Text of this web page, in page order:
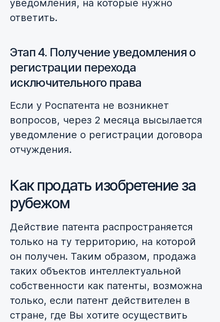
уведомления, на которые нужно
ответить.
Этап 4. Получение уведомления о
регистрации перехода
исключительного права
Если у Роспатента не возникнет
вопросов, через 2 месяца высылается
уведомление о регистрации договора
отчуждения.
Как продать изобретение за
рубежом
Действие патента распространяется
только на ту территорию, на которой
он получен. Таким образом, продажа
таких объектов интеллектуальной
собственности как патенты, возможна
только, если патент действителен в
стране, где Вы хотите осуществить